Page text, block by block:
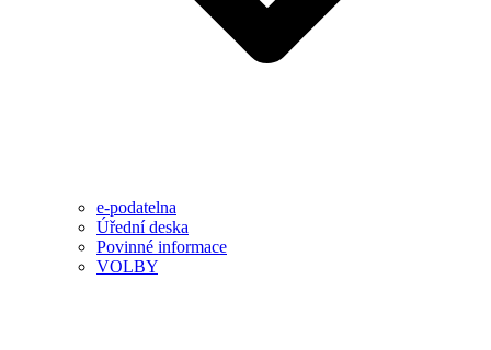
e-podatelna
Úřední deska
Povinné informace
VOLBY